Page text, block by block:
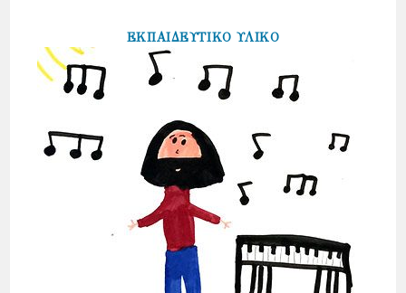
ΕΚΠΑΙΔΕΥΤΙΚΟ ΥΛΙΚΟ